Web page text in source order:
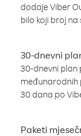
dodaje Viber
bilo koji broj
30-dnevni
30-dnevni plan
međunarodnih
30 dana po
Paketi